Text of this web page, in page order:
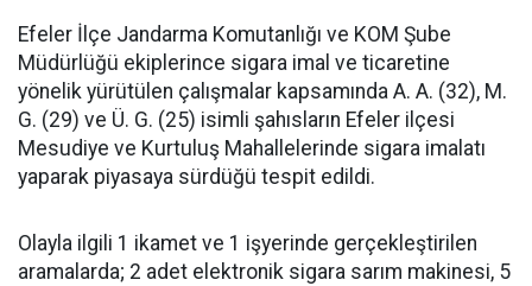
Efeler İlçe Jandarma Komutanlığı ve KOM Şube
Müdürlüğü ekiplerince sigara imal ve ticaretine
yönelik yürütülen çalışmalar kapsamında A. A. (32), M.
G. (29) ve Ü. G. (25) isimli şahısların Efeler ilçesi
Mesudiye ve Kurtuluş Mahallelerinde sigara imalatı
yaparak piyasaya sürdüğü tespit edildi.
Olayla ilgili 1 ikamet ve 1 işyerinde gerçekleştirilen
aramalarda; 2 adet elektronik sigara sarım makinesi, 5